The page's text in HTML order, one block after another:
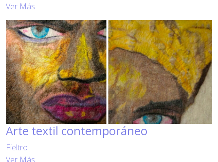
Ver Más
Arte textil contemporáneo
Fieltro
Ver Más